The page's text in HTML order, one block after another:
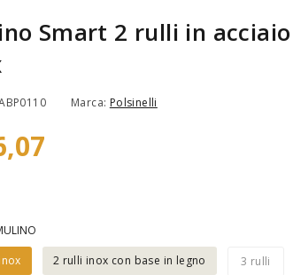
Smart 2 rulli in acciaio
Marca: Polsinelli
2 rulli inox con base in legno 3 rulli